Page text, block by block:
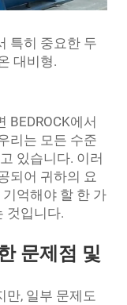
특히 중요한 두
대비형.
BEDROCK에서
리는 모든 수준
있습니다. 이러
되어 귀하의 요
억해야 할 한 가
것입니다.
문제점 및
만, 일부 문제도